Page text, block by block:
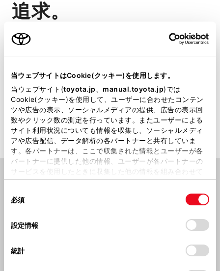
当ウェブサイトはCookie(クッキー)を使用します。
当ウェブサイト(toyota.jp manual.toyota.jp)では
Cookie(クッキー)を使用して、ユーザーに合わせたコンテン
ツや広告の表示、ソーシャルメディアの提供、広告の表示回
数やクリック数の測定を行っています。またユーザーによる
サイト利用状況についても情報を収集し、ソーシャルメディ
アや広告配信、データ解析の各パートナーと共有していま
す。各パートナーは、ここで収集された情報とユーザーが各
パートナーに提供した他の情報、ユーザーが各パートナーの
サービスを使用したときに収集した他の情報を組み合わせて
使用することがあります。当ウェブサイトの使用を続行する
デバイスにすべてのCookie(クッキー)が保存されることに同
意したことになります。Cookie(クッキー)のオプトアウト、
設定の変更、同意を撤回したりするにあたっては、当社の
「Cookie（クッキー）情報の取り扱いについて
」をご覧くだ
必須
設定情報
統計
追求。
扱いやすさも、クリーンも、そして
コスト削減も。これからのトラック
にふさわしい「高性能」を目指しまし
た。
詳細を見る